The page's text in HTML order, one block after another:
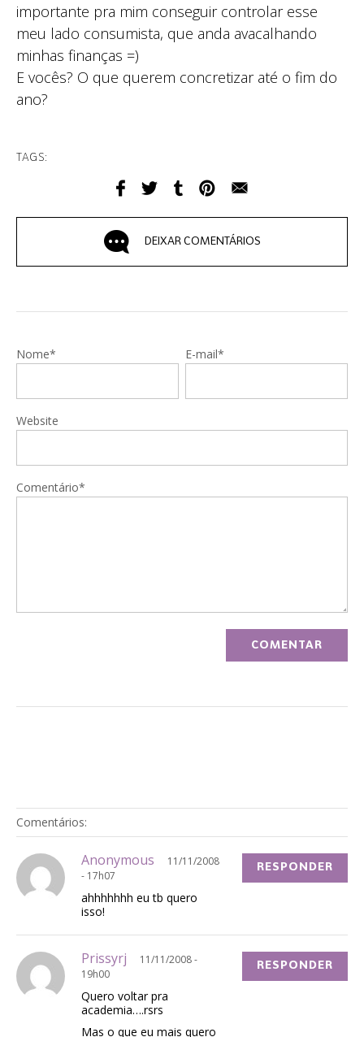
importante pra mim conseguir controlar esse
meu lado consumista, que anda avacalhando
minhas finanças =)
E vocês? O que querem concretizar até o fim do
ano?
TAGS:
DEIXAR COMENTÁRIOS
Nome* E-mail*
Website
Comentário*
Comentários:
Anonymous
11/11/2008
- 17h07
ahhhhhhh eu tb quero
isso!
RESPONDER
Prissyrj
11/11/2008 -
19h00
Quero voltar pra
academia….rsrs
Mas o que eu mais quero
RESPONDER